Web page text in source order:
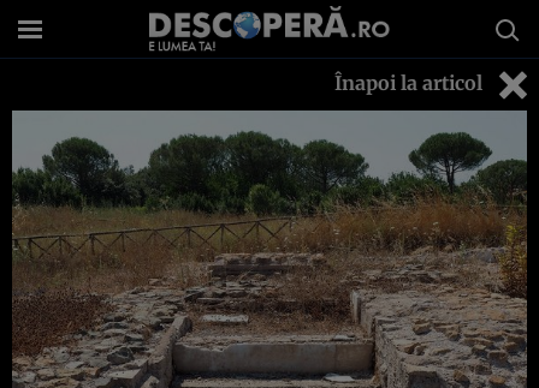
Înapoi la articol